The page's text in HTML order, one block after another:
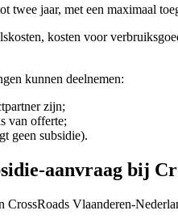
twee jaar, met een maximaal
kosten voor
kunnen deelnemen:
zijn;
van offerte;
geen subsidie).
aanvraag bij
CrossRoads Vlaanderen-